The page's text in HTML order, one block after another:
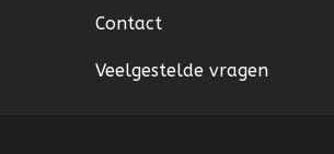
Contact
Veelgestelde vragen